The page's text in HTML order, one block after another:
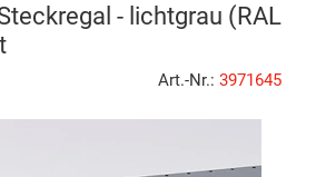
- lichtgrau (RAL
Art.-Nr.: 3971645